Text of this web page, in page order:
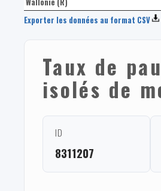
Wallonie (R)
Exporter les données au format CSV
Taux de
isolés de
ID
8311207